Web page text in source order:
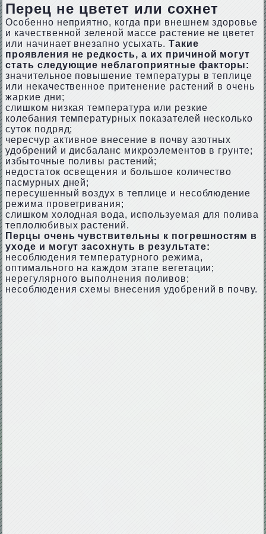
Перец не цветет или сохнет
Особенно неприятно, когда при внешнем здоровье
и качественной зеленой массе растение не цветет
или начинает внезапно усыхать. Такие
проявления не редкость, а их причиной могут
стать следующие неблагоприятные факторы:
значительное повышение температуры в теплице
или некачественное притенение растений в очень
жаркие дни;
слишком низкая температура или резкие
колебания температурных показателей несколько
суток подряд;
чересчур активное внесение в почву азотных
удобрений и дисбаланс микроэлементов в грунте;
избыточные поливы растений;
недостаток освещения и большое количество
пасмурных дней;
пересушенный воздух в теплице и несоблюдение
режима проветривания;
слишком холодная вода, используемая для полива
теплолюбивых растений.
Перцы очень чувствительны к погрешностям в
уходе и могут засохнуть в результате:
несоблюдения температурного режима,
оптимального на каждом этапе вегетации;
нерегулярного выполнения поливов;
несоблюдения схемы внесения удобрений в почву.